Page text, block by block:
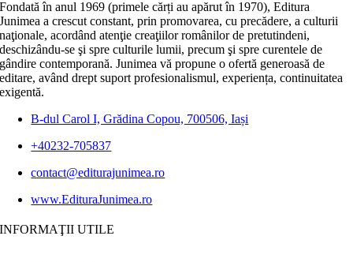
Fondată în anul 1969 (primele cărți au apărut în 1970), Editura
Junimea a crescut constant, prin promovarea, cu precădere, a culturii
naţionale, acordând atenţie creaţiilor românilor de pretutindeni,
deschizându-se şi spre culturile lumii, precum şi spre curentele de
gândire contemporană. Junimea vă propune o ofertă generoasă de
editare, având drept suport profesionalismul, experiența, continuitatea
exigentă.
B-dul Carol I, Grădina Copou, 700506, Iași
+40232-705837
contact@editurajunimea.ro
www.EdituraJunimea.ro
INFORMAŢII UTILE